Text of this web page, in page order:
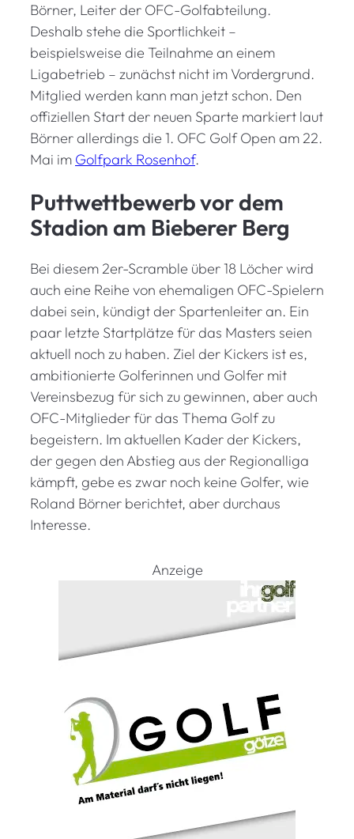
Börner, Leiter der OFC-Golfabteilung.
Deshalb stehe die Sportlichkeit –
beispielsweise die Teilnahme an einem
Ligabetrieb – zunächst nicht im Vordergrund.
Mitglied werden kann man jetzt schon. Den
offiziellen Start der neuen Sparte markiert laut
Börner allerdings die 1. OFC Golf Open am 22.
Mai im Golfpark Rosenhof.
Puttwettbewerb vor dem
Stadion am Bieberer Berg
Bei diesem 2er-Scramble über 18 Löcher wird
auch eine Reihe von ehemaligen OFC-Spielern
dabei sein, kündigt der Spartenleiter an. Ein
paar letzte Startplätze für das Masters seien
aktuell noch zu haben. Ziel der Kickers ist es,
ambitionierte Golferinnen und Golfer mit
Vereinsbezug für sich zu gewinnen, aber auch
OFC-Mitglieder für das Thema Golf zu
begeistern. Im aktuellen Kader der Kickers,
der gegen den Abstieg aus der Regionalliga
kämpft, gebe es zwar noch keine Golfer, wie
Roland Börner berichtet, aber durchaus
Interesse.
Anzeige